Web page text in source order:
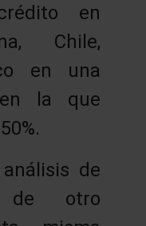
en
Chile,
en una
en la que
de
de otro